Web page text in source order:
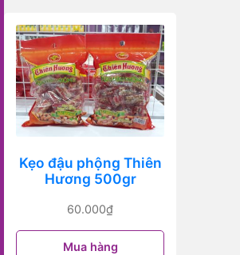
Kẹo đậu phộng Thiên
Hương 500gr
60.000₫
Mua hàng